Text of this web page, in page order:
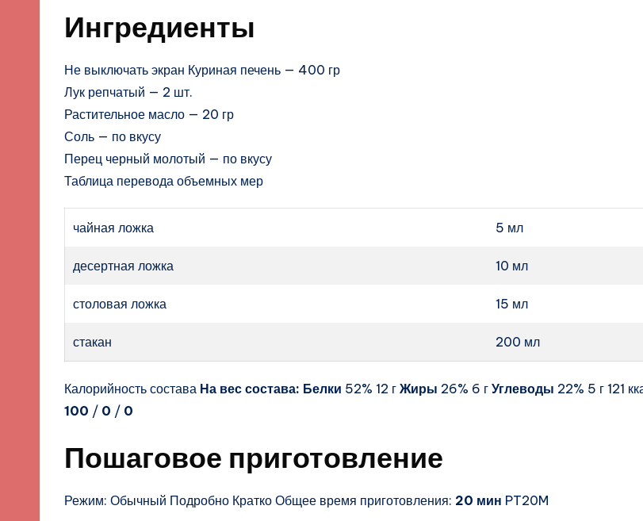
Ингредиенты
Не выключать экран Куриная печень — 400 гр
Лук репчатый — 2 шт.
Растительное масло — 20 гр
Соль — по вкусу
Перец черный молотый — по вкусу
Таблица перевода объемных мер
чайная ложка 5 мл
десертная ложка 10 мл
столовая ложка 15 мл
стакан 200 мл
Калорийность состава На вес состава: Белки 52% 12 г Жиры 26% 6 г Углеводы 22% 5 г 121
100 / 0 / 0
Пошаговое приготовление
Режим: Обычный Подробно Кратко Общее время приготовления: 20 мин PT20M